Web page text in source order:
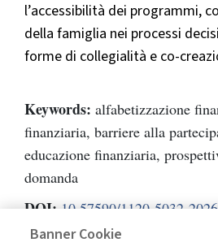
l’accessibilità dei programmi,
della famiglia nei processi
forme di collegialità e co-
Keywords: alfabetizzazione
finanziaria, barriere alla
educazione finanziaria,
domanda
DOI: 10.57590/1120-5032-
Pagine 42-66
Banner Cookie